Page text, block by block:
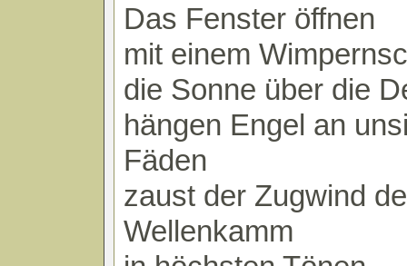
Das Fenster öffnen
mit einem
die Sonne über die
hängen Engel an
Fäden
zaust der Zugwind
Wellenkamm